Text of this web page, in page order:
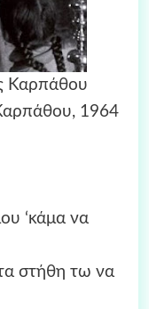
Καρπάθου
1964
‘κάμα να
στήθη τω να